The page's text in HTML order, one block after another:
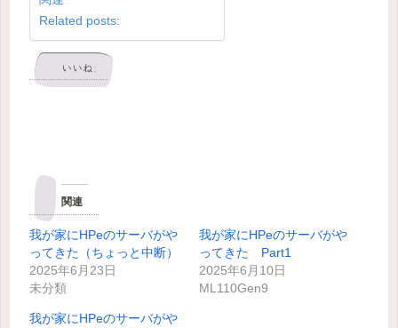
Related posts:
いいね:
関連
我が家にHPeのサーバがや
ってきた（ちょっと中断）
2025年6月23日
未分類
我が家にHPeのサーバがや
ってきた Part1
2025年6月10日
ML110Gen9
我が家にHPeのサーバがや